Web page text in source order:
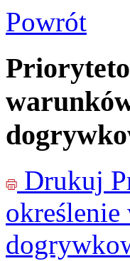
Powrót
Drukuj
określenie